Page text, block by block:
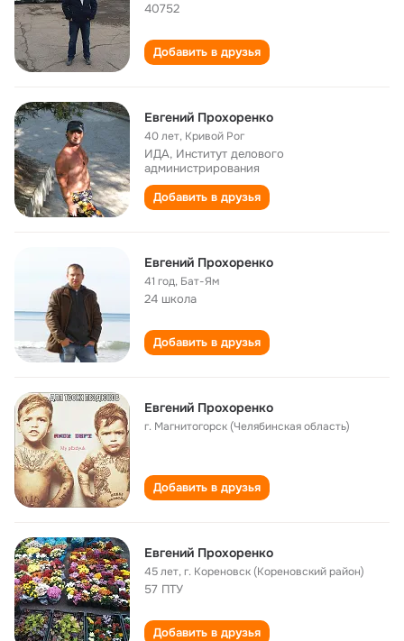
40752
Добавить в друзья
Евгений Прохоренко
40 лет, Кривой Рог
ИДА, Институт делового
администрирования
Добавить в друзья
Евгений Прохоренко
41 год, Бат-Ям
24 школа
Добавить в друзья
Евгений Прохоренко
г. Магнитогорск (Челябинская область)
Добавить в друзья
Евгений Прохоренко
45 лет,г. Кореновск (Кореновский район)
57 ПТУ
Добавить в друзья